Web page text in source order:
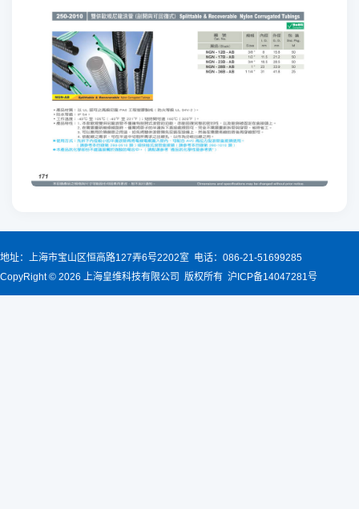
地址：上海市宝山区恒高路127弄6号2202室 电话：086-21-51699285
CopyRight © 2026 上海皇维科技有限公司 版权所有 沪ICP备14047281号